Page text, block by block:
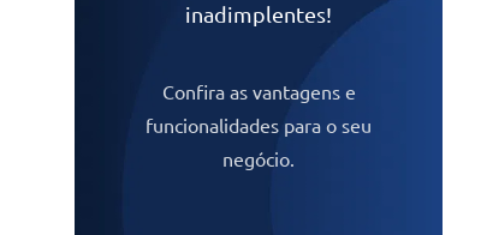
inadimplentes!
Confira as vantagens e
funcionalidades para o seu
negócio.